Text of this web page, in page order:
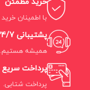
با اطمینان
پشتیبانی 24/7
همیشه هستیم.
پرداخت سریع
پرداخت شتابی.